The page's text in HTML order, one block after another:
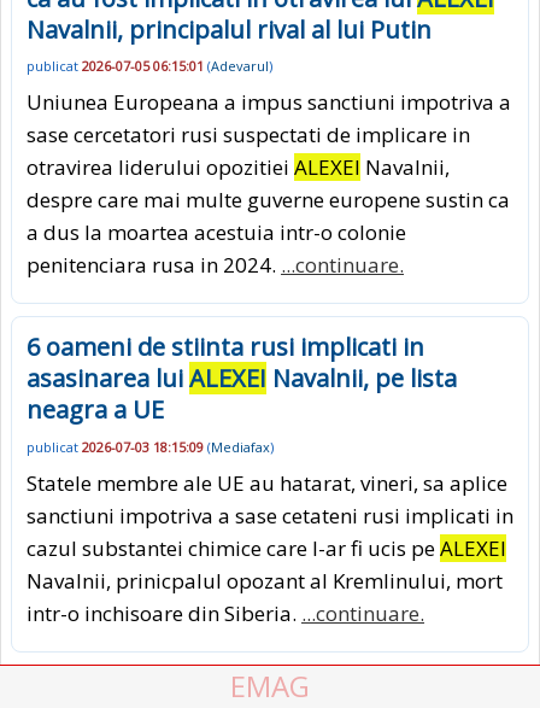
Navalnii, principalul rival al lui Putin
publicat 2026-07-05 06:15:01 (Adevarul)
Uniunea Europeana a impus sanctiuni impotriva a
sase cercetatori rusi suspectati de implicare in
otravirea liderului opozitiei ALEXEI Navalnii,
despre care mai multe guverne europene sustin ca
a dus la moartea acestuia intr-o colonie
penitenciara rusa in 2024. ...continuare.
6 oameni de stiinta rusi implicati in
asasinarea luiALEXEI Navalnii, pe lista
neagra a UE
publicat 2026-07-03 18:15:09 (Mediafax)
Statele membre ale UE au hatarat, vineri, sa aplice
sanctiuni impotriva a sase cetateni rusi implicati in
cazul substantei chimice care l-ar fi ucis peALEXEI
Navalnii, prinicpalul opozant al Kremlinului, mort
intr-o inchisoare din Siberia. ...continuare.
EMAG